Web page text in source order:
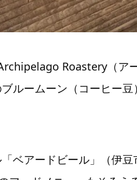
Roastery（ア
ルームーン（コーヒー
ベアードビール」（伊豆